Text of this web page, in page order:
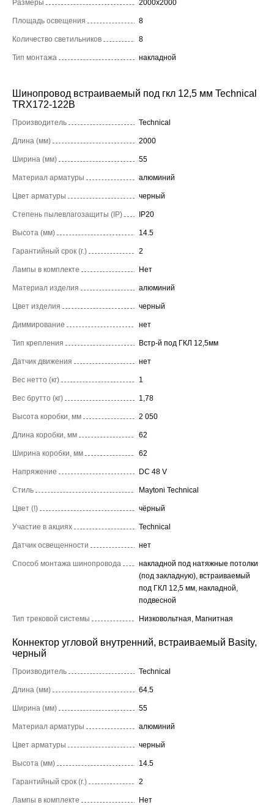
Размеры 2000x2000
Площадь освещения 8
Количество светильников 8
Тип монтажа накладной
Шинопровод встраиваемый под гкл 12,5 мм Technical
TRX172-122B
Производитель Technical
Длина (мм) 2000
Ширина (мм) 55
Материал арматуры алюминий
Цвет арматуры черный
Степень пылевлагозащиты (IP) IP20
Высота (мм) 14.5
Гарантийный срок (г.) 2
Лампы в комплекте Нет
Материал изделия алюминий
Цвет изделия черный
Диммирование нет
Тип крепления Встр-й под ГКЛ 12,5мм
Датчик движения нет
Вес нетто (кг) 1
Вес брутто (кг) 1,78
Высота коробки, мм 2 050
Длина коробки, мм 62
Ширина коробки, мм 62
Напряжение DC 48 V
Стиль Maytoni Technical
Цвет (!) чёрный
Участие в акциях Technical
Датчик освещенности нет
Способ монтажа шинопровода
накладной под натяжные потолки
(под закладную), встраиваемый
под ГКЛ 12,5 мм, накладной,
подвесной
Тип трековой системы Низковольтная, Магнитная
Коннектор угловой внутренний, встраиваемый Basity,
черный
Производитель Technical
Длина (мм) 64.5
Ширина (мм) 55
Материал арматуры алюминий
Цвет арматуры черный
Высота (мм) 14.5
Гарантийный срок (г.) 2
Лампы в комплекте Нет